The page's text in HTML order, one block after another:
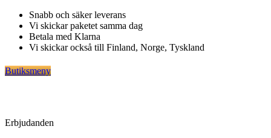
Hoppa
innehåll
Snabb och säker leverans
Vi skickar paketet samma dag
Betala med Klarna
Vi skickar också till Finland, Norge, Tyskland
Butiksmeny
Erbjudanden